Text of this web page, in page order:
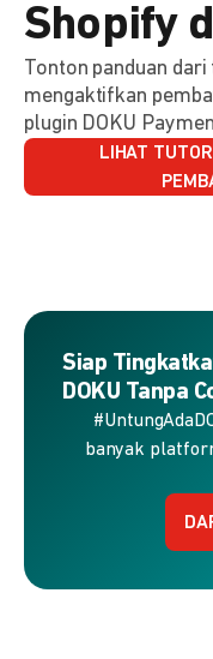
Shopify
Tonton panduan
mengaktifkan
plugin DOKU
LIHAT
Siap
DOKU Tanpa
banyak